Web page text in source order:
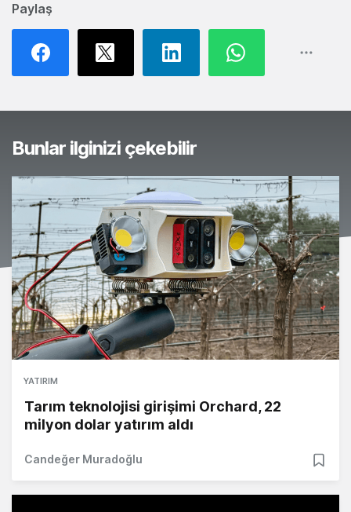
Paylaş
Bunlar ilginizi çekebilir
YATIRIM
Tarım teknolojisi girişimi Orchard, 22
milyon dolar yatırım aldı
Candeğer Muradoğlu